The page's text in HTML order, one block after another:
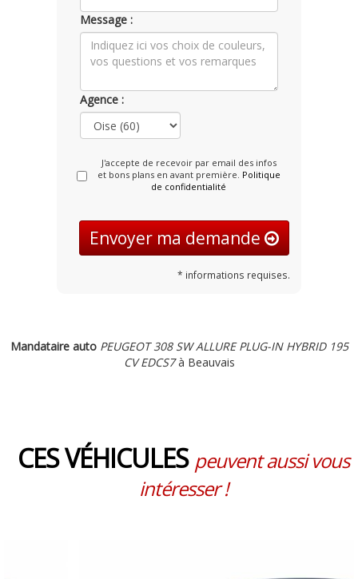
Message :
Agence :
J'accepte de recevoir par email des infos
et bons plans en avant première. Politique
de confidentialité
Envoyer ma demande
* informations requises.
Mandataire auto PEUGEOT 308 SW ALLURE PLUG-IN HYBRID 195
CV EDCS7à Beauvais
CES VÉHICULES peuvent aussi vous
intéresser !